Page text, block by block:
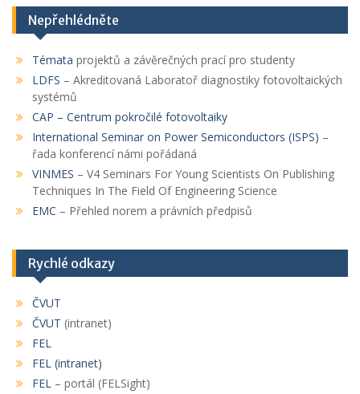
Nepřehlédněte
Témata projektů a závěrečných prací pro studenty
LDFS – Akreditovaná Laboratoř diagnostiky fotovoltaických
systémů
CAP – Centrum pokročilé fotovoltaiky
International Seminar on Power Semiconductors (ISPS) –
řada konferencí námi pořádaná
VINMES – V4 Seminars For Young Scientists On Publishing
Techniques In The Field Of Engineering Science
EMC – Přehled norem a právních předpisů
Rychlé odkazy
ČVUT
ČVUT (intranet)
FEL
FEL (intranet)
FEL – portál (FELSight)